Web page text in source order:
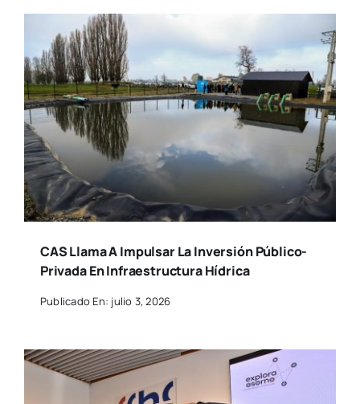
CAS Llama A Impulsar La Inversión Público-
Privada En Infraestructura Hídrica
Publicado En: julio 3, 2026